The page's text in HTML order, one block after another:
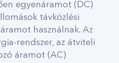
egyenáramot (DC)
távközlési
használnak. Az
rendszer, az átviteli
áramot (AC)